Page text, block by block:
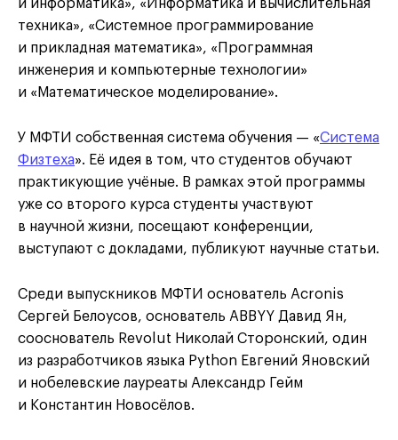
и информатика», «Информатика и вычислительная
техника», «Системное программирование
и прикладная математика», «Программная
инженерия и компьютерные технологии»
и «Математическое моделирование».
У МФТИ собственная система обучения — «Система
Физтеха». Её идея в том, что студентов обучают
практикующие учёные. В рамках этой программы
уже со второго курса студенты участвуют
в научной жизни, посещают конференции,
выступают с докладами, публикуют научные статьи.
Среди выпускников МФТИ основатель Acronis
Сергей Белоусов, основатель ABBYY Давид Ян,
сооснователь Revolut Николай Сторонский, один
из разработчиков языка Python Евгений Яновский
и нобелевские лауреаты Александр Гейм
и Константин Новосёлов.